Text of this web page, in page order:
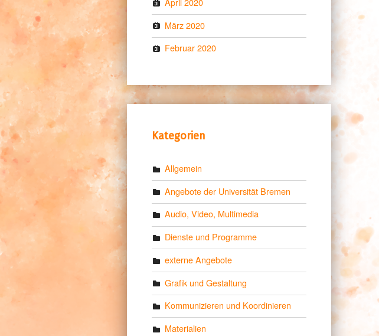
März 2020
Februar 2020
Kategorien
Allgemein
Angebote der Universität Bremen
Audio, Video, Multimedia
Dienste und Programme
externe Angebote
Grafik und Gestaltung
Kommunizieren und Koordinieren
Materialien